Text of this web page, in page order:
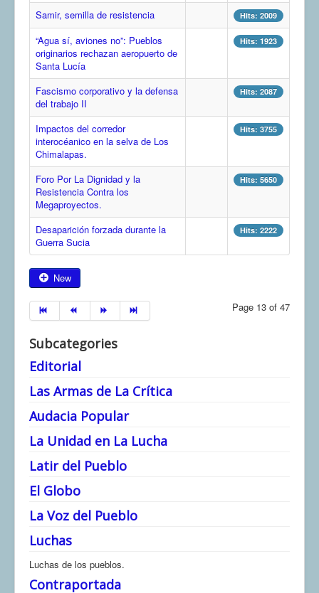
Samir, semilla de resistencia Hits: 2009
“Agua sí, aviones no”: Pueblos
originarios rechazan aeropuerto de
Santa Lucía
Hits: 1923
Fascismo corporativo y la defensa
del trabajo II
Hits: 2087
Impactos del corredor
interocéanico en la selva de Los
Chimalapas.
Hits: 3755
Foro Por La Dignidad y la
Resistencia Contra los
Megaproyectos.
Hits: 5650
Desaparición forzada durante la
Guerra Sucia
Hits: 2222
New
Page 13 of 47
Subcategories
Editorial
Las Armas de La Crítica
Audacia Popular
La Unidad en La Lucha
Latir del Pueblo
El Globo
La Voz del Pueblo
Luchas
Luchas de los pueblos.
Contraportada